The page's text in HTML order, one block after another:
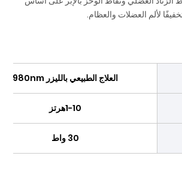
لألم العضلات والعظام.
العلاج الطبيعي بالليزر 980nm
1-10هرتز
30 واط